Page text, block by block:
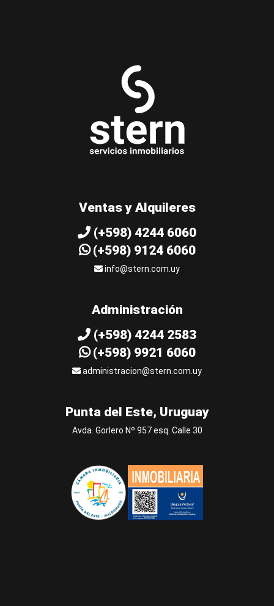
Ventas y Alquileres
(+598) 4244 6060
(+598) 9124 6060
info@stern.com.uy
Administración
(+598) 4244 2583
(+598) 9921 6060
administracion@stern.com.uy
Punta del Este, Uruguay
Avda. Gorlero Nº 957 esq. Calle 30